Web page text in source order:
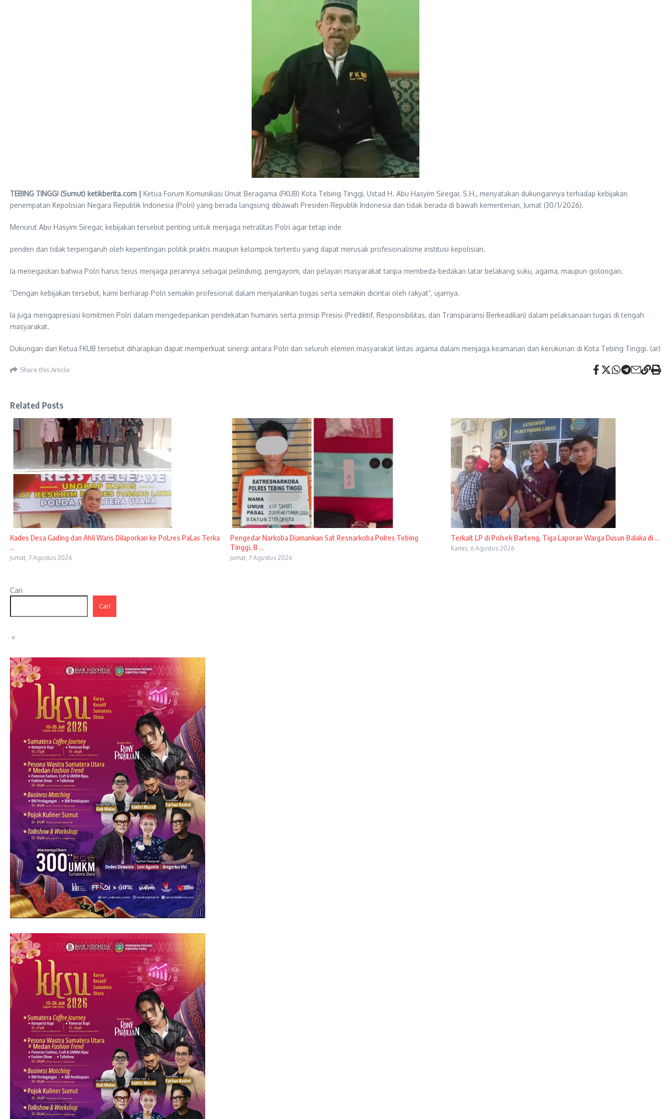
TEBING TINGGI (Sumut) ketikberita.com | Ketua Forum Komunikasi Umat Beragama (FKUB) Kota Tebing Tinggi, Ustad H. Abu Hasyim Siregar, S.H., menyatakan dukungannya terhadap kebijakan
penempatan Kepolisian Negara Republik Indonesia (Polri) yang berada langsung dibawah Presiden Republik Indonesia dan tidak berada di bawah kementerian, Jumat (30/1/2026).
Menurut Abu Hasyim Siregar, kebijakan tersebut penting untuk menjaga netralitas Polri agar tetap inde
penden dan tidak terpengaruh oleh kepentingan politik praktis maupun kelompok tertentu yang dapat merusak profesionalisme institusi kepolisian.
Ia menegaskan bahwa Polri harus terus menjaga perannya sebagai pelindung, pengayom, dan pelayan masyarakat tanpa membeda-bedakan latar belakang suku, agama, maupun golongan.
“Dengan kebijakan tersebut, kami berharap Polri semakin profesional dalam menjalankan tugas serta semakin dicintai oleh rakyat”, ujarnya.
Ia juga mengapresiasi komitmen Polri dalam mengedepankan pendekatan humanis serta prinsip Presisi (Prediktif, Responsibilitas, dan Transparansi Berkeadilan) dalam pelaksanaan tugas di tengah
masyarakat.
Dukungan dari Ketua FKUB tersebut diharapkan dapat memperkuat sinergi antara Polri dan seluruh elemen masyarakat lintas agama dalam menjaga keamanan dan kerukunan di Kota Tebing Tinggi. (ar)
Share this Article
Related Posts
Kades Desa Gading dan Ahli Waris Dilaporkan ke PoLres PaLas Terka
...
Jumat, 7 Agustus 2026
Pengedar Narkoba Diamankan Sat Resnarkoba Polres Tebing
Tinggi, B ...
Jumat, 7 Agustus 2026
Terkait LP di Polsek Barteng, Tiga Laporan Warga Dusun Balaka di ...
Kamis, 6 Agustus 2026
Cari
Cari